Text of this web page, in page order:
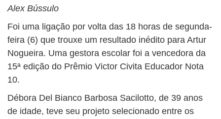
Alex Bússulo
Foi uma ligação por volta das 18 horas de segunda-
feira (6) que trouxe um resultado inédito para Artur
Nogueira. Uma gestora escolar foi a vencedora da
15ª edição do Prêmio Victor Civita Educador Nota
10.
Débora Del Bianco Barbosa Sacilotto, de 39 anos
de idade, teve seu projeto selecionado entre os